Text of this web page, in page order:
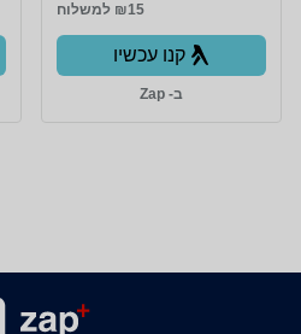
₪15 למשלוח
קנו עכשיו
ב- Zap